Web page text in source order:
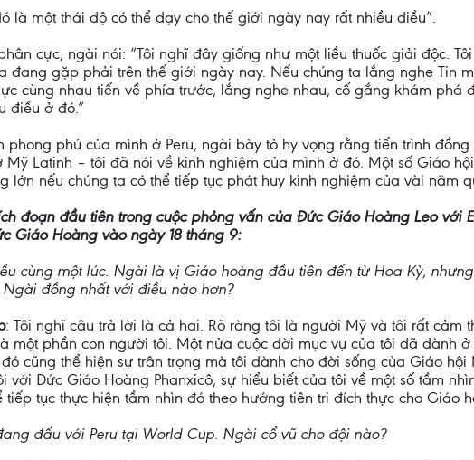
là một thái độ có thể dạy cho thế giới ngày nay rất nhiều điều”.
cực, ngài nói: “Tôi nghĩ đây giống như một liều thuốc giải độc.
đang gặp phải trên thế giới ngày nay. Nếu chúng ta lắng nghe Tin
cùng nhau tiến về phía trước, lắng nghe nhau, cố gắng khám phá
điều ở đó.”
phong phú của mình ở Peru, ngài bày tỏ hy vọng rằng tiến trình
Latinh – tôi đã nói về kinh nghiệm của mình ở đó. Một số Giáo
lớn nếu chúng ta có thể tiếp tục phát huy kinh nghiệm của vài năm
đoạn đầu tiên trong cuộc phỏng vấn của Đức Giáo Hoàng Leo với
Giáo Hoàng vào ngày 18 tháng 9:
cùng một lúc. Ngài là vị Giáo hoàng đầu tiên đến từ Hoa Kỳ,
đồng nhất với điều nào hơn?
: Tôi nghĩ câu trả lời là cả hai. Rõ ràng tôi là người Mỹ và tôi rất cảm
một phần con người tôi. Một nửa cuộc đời mục vụ của tôi đã dành
cũng thể hiện sự trân trọng mà tôi dành cho đời sống của Giáo
với Đức Giáo Hoàng Phanxicô, sự hiểu biết của tôi về một số tầm
tiếp tục thực hiện tầm nhìn đó theo hướng tiên tri đích thực cho Giáo
đấu với Peru tại World Cup. Ngài cổ vũ cho đội nào?